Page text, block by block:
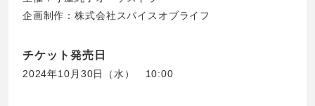
企画制作：株式会社スパイスオブライフ
チケット発売日
2024年10月30日（水） 10:00